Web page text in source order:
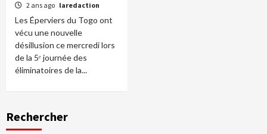
2 ans ago laredaction
Les Éperviers du Togo ont
vécu une nouvelle
désillusion ce mercredi lors
de la 5ᵉ journée des
éliminatoires de la...
Rechercher